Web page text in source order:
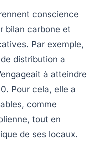
conscience
bilan carbone et
Par exemple,
distribution a
à atteindre
Pour cela, elle a
comme
, tout en
de ses locaux.